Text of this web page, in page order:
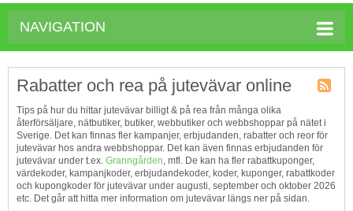
NAVIGATION
Tagg
RSS
Rabatter och rea på jutevävar online
Tips på hur du hittar jutevävar billigt & på rea från många olika
återförsäljare, nätbutiker, butiker, webbutiker och webbshoppar på nätet i
Sverige. Det kan finnas fler kampanjer, erbjudanden, rabatter och reor för
jutevävar hos andra webbshoppar. Det kan även finnas erbjudanden för
jutevävar under t.ex. Granngården, mfl. De kan ha fler rabattkuponger,
värdekoder, kampanjkoder, erbjudandekoder, koder, kuponger, rabattkoder
och kupongkoder för jutevävar under augusti, september och oktober 2026
etc. Det går att hitta mer information om jutevävar längs ner på sidan.